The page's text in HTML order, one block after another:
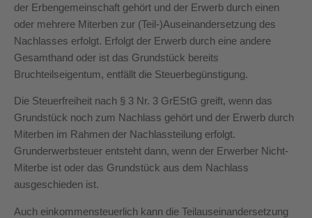
der Erbengemeinschaft gehört und der Erwerb durch einen
oder mehrere Miterben zur (Teil-)Auseinandersetzung des
Nachlasses erfolgt. Erfolgt der Erwerb durch eine andere
Gesamthand oder ist das Grundstück bereits
Bruchteilseigentum, entfällt die Steuerbegünstigung.
Die Steuerfreiheit nach § 3 Nr. 3 GrEStG greift, wenn das
Grundstück noch zum Nachlass gehört und der Erwerb durch
Miterben im Rahmen der Nachlassteilung erfolgt.
Grunderwerbsteuer entsteht dann, wenn der Erwerber Nicht-
Miterbe ist oder das Grundstück aus dem Nachlass
ausgeschieden ist.
Auch einkommensteuerlich kann die Teilauseinandersetzung